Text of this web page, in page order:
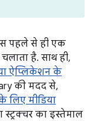
पहले से ही एक
है. साथ ही,
ऐप्लिकेशन के
की मदद से,
लिए मीडिया
स्ट्रक्चर का इस्तेमाल